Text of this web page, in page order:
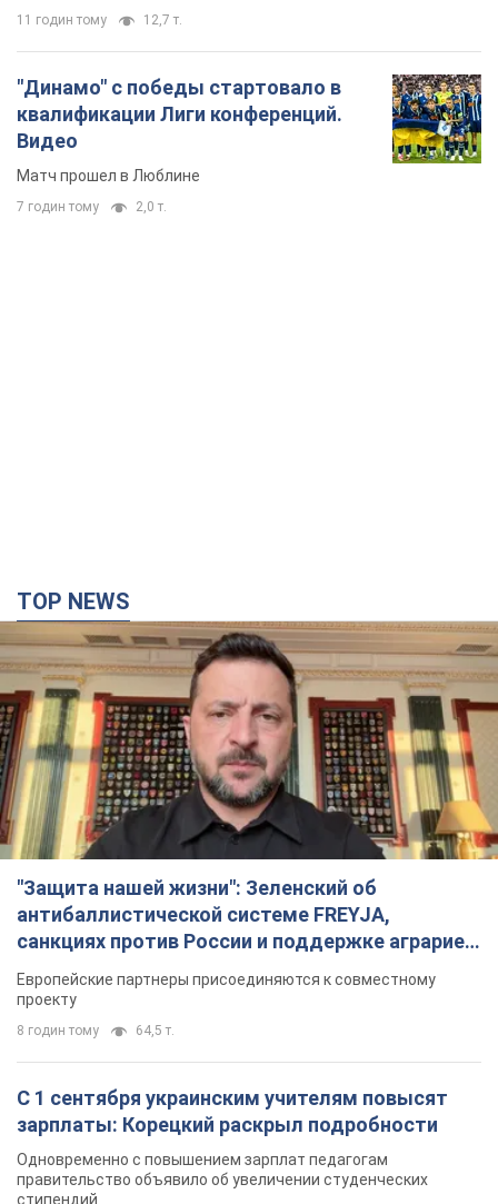
11 годин тому 12,7 т.
"Динамо" с победы стартовало в
квалификации Лиги конференций.
Видео
Матч прошел в Люблине
7 годин тому 2,0 т.
TOP NEWS
"Защита нашей жизни": Зеленский об
антибаллистической системе FREYJA,
санкциях против России и поддержке аграриев.
Видео
Европейские партнеры присоединяются к совместному
проекту
8 годин тому 64,5 т.
С 1 сентября украинским учителям повысят
зарплаты: Корецкий раскрыл подробности
Одновременно с повышением зарплат педагогам
правительство объявило об увеличении студенческих
стипендий